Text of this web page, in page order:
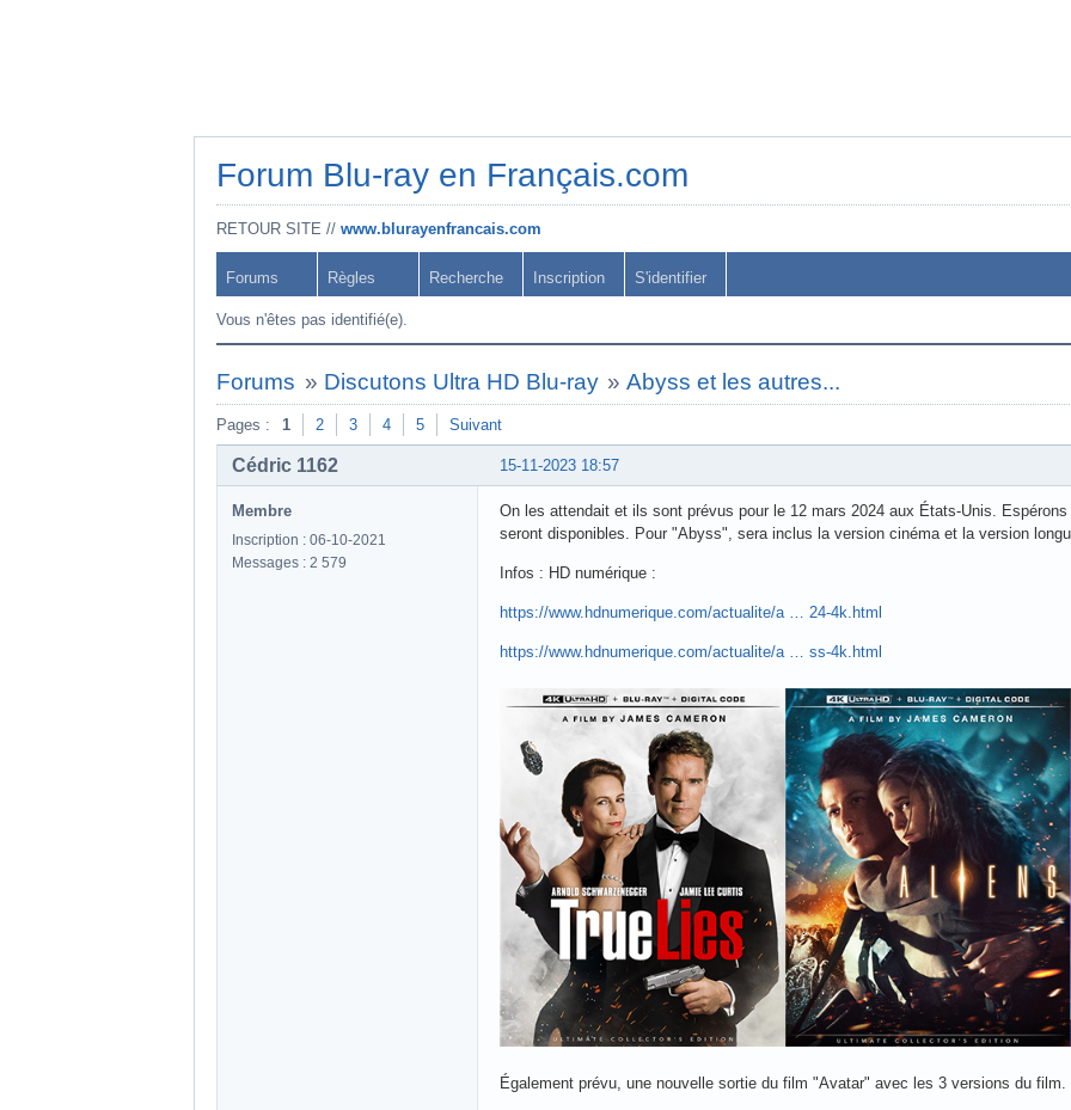
Forum Blu-ray en Français.com
RETOUR SITE // www.blurayenfrancais.com
Forums Règles Recherche Inscription S'identifier
Vous n'êtes pas identifié(e).
Forums » Discutons Ultra HD Blu-ray »Abyss et les autres...
Pages : 1 2 3 4 5 Suivant
15-11-2023 18:57
Cédric 1162
Membre
Inscription : 06-10-2021
Messages : 2 579
On les attendait et ils sont prévus pour le 12 mars 2024 aux États-Unis.
seront disponibles. Pour "Abyss", sera inclus la version cinéma et la version
Infos : HD numérique :
https://www.hdnumerique.com/actualite/a … 24-4k.html
https://www.hdnumerique.com/actualite/a … ss-4k.html
Également prévu, une nouvelle sortie du film "Avatar" avec les 3 versions du film.